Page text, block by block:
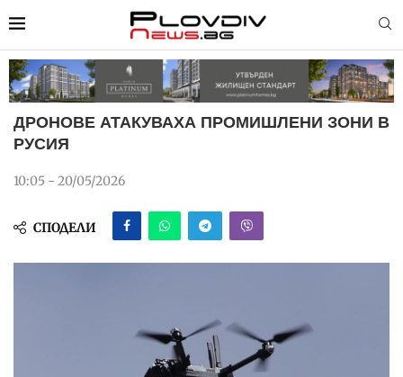
ДРОНОВЕ АТАКУВАХА ПРОМИШЛЕНИ ЗОНИ В
РУСИЯ
10:05 - 20/05/2026
СПОДЕЛИ